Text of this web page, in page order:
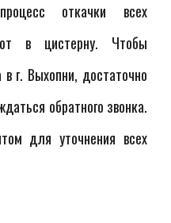
откачки всех
в цистерну. Чтобы
в г. Выхопни, достаточно
обратного звонка.
для уточнения всех